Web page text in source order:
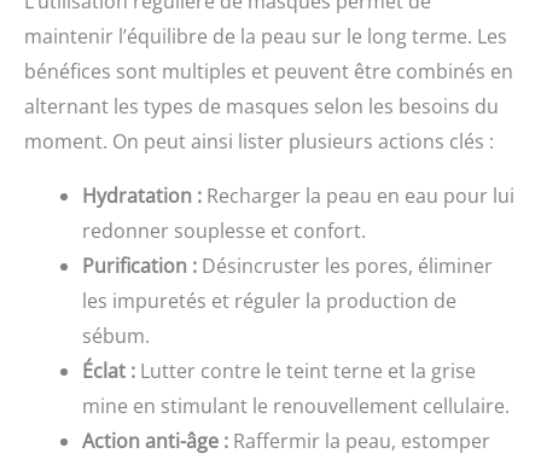
maintenir l’équilibre de la peau sur le long terme. Les
bénéfices sont multiples et peuvent être combinés en
alternant les types de masques selon les besoins du
moment. On peut ainsi lister plusieurs actions clés :
Hydratation : Recharger la peau en eau pour lui
redonner souplesse et confort.
Purification : Désincruster les pores, éliminer
les impuretés et réguler la production de
sébum.
Éclat : Lutter contre le teint terne et la grise
mine en stimulant le renouvellement cellulaire.
Action anti-âge : Raffermir la peau, estomper